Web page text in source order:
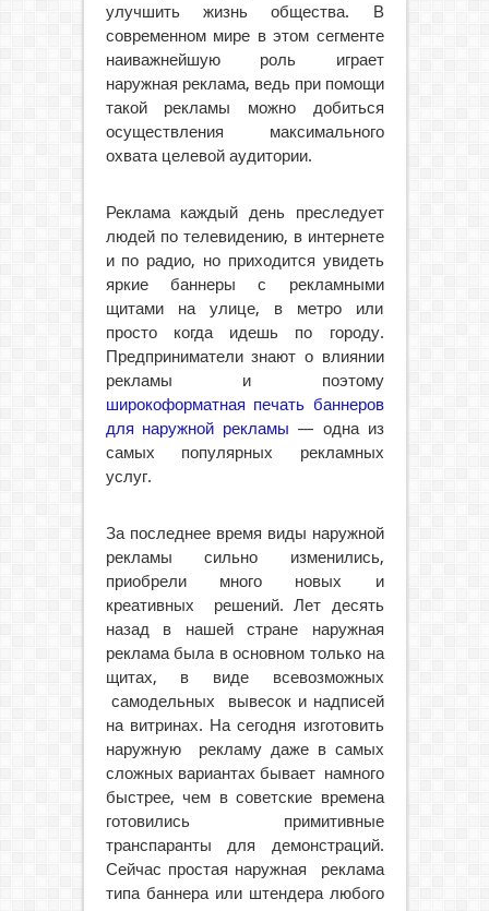
улучшить жизнь общества. В
современном мире в этом сегменте
наиважнейшую роль играет
наружная реклама, ведь при помощи
такой рекламы можно добиться
осуществления максимального
охвата целевой аудитории.
Реклама каждый день преследует
людей по телевидению, в интернете
и по радио, но приходится увидеть
яркие баннеры с рекламными
щитами на улице, в метро или
просто когда идешь по городу.
Предприниматели знают о влиянии
рекламы и поэтому
широкоформатная печать баннеров
для наружной рекламы — одна из
самых популярных рекламных
услуг.
За последнее время виды наружной
рекламы сильно изменились,
приобрели много новых и
креативных решений. Лет десять
назад в нашей стране наружная
реклама была в основном только на
щитах, в виде всевозможных
самодельных вывесок и надписей
на витринах. На сегодня изготовить
наружную рекламу даже в самых
сложных вариантах бывает намного
быстрее, чем в советские времена
готовились примитивные
транспаранты для демонстраций.
Сейчас простая наружная реклама
типа баннера или штендера любого